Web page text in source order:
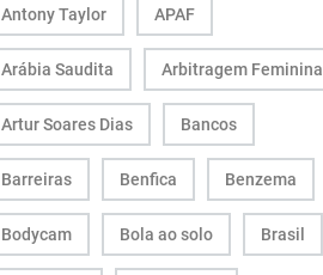
Antony Taylor APAF
Arábia Saudita Arbitragem Feminina
Artur Soares Dias Bancos
Barreiras Benfica Benzema
Bodycam Bola ao solo Brasil